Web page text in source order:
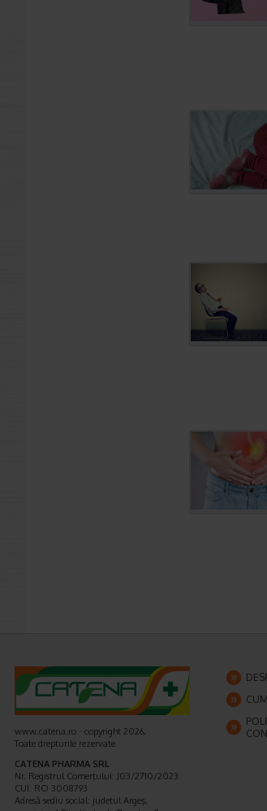
www.catena.ro - copyright 2026,
Toate drepturile rezervate
CATENA PHARMA SRL
Nr. Registrul Comerţului: J03/2710/2023
CUI: RO 3008793
Adresă sediu social: judetul Argeş,